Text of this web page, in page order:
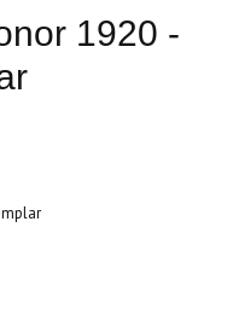
1920 -